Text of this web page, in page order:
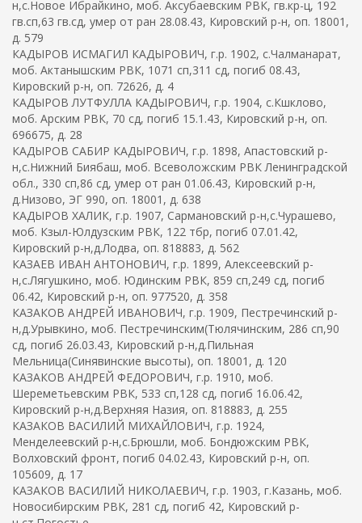
н,с.Новое Ибрайкино, моб. Аксубаевским РВК, гв.кр-ц, 192
гв.сп,63 гв.сд, умер от ран 28.08.43, Кировский р-н, оп. 18001,
д. 579
КАДЫРОВ ИСМАГИЛ КАДЫРОВИЧ, г.р. 1902, с.Чалманарат,
моб. Актанышским РВК, 1071 сп,311 сд, погиб 08.43,
Кировский р-н, оп. 72626, д. 4
КАДЫРОВ ЛУТФУЛЛА КАДЫРОВИЧ, г.р. 1904, с.Кшклово,
моб. Арским РВК, 70 сд, погиб 15.1.43, Кировский р-н, оп.
696675, д. 28
КАДЫРОВ САБИР КАДЫРОВИЧ, г.р. 1898, Апастовский р-
н,с.Нижний Биябаш, моб. Всеволожским РВК Ленинградской
обл., 330 сп,86 сд, умер от ран 01.06.43, Кировский р-н,
д.Низово, ЭГ 990, оп. 18001, д. 638
КАДЫРОВ ХАЛИК, г.р. 1907, Сармановский р-н,с.Чурашево,
моб. Кзыл-Юлдузским РВК, 122 тбр, погиб 07.01.42,
Кировский р-н,д.Лодва, оп. 818883, д. 562
КАЗАЕВ ИВАН АНТОНОВИЧ, г.р. 1899, Алексеевский р-
н,с.Лягушкино, моб. Юдинским РВК, 859 сп,249 сд, погиб
06.42, Кировский р-н, оп. 977520, д. 358
КАЗАКОВ АНДРЕЙ ИВАНОВИЧ, г.р. 1909, Пестречинский р-
н,д.Урывкино, моб. Пестречинским(Тюлячинским, 286 сп,90
сд, погиб 26.03.43, Кировский р-н,д.Пильная
Мельница(Синявинские высоты), оп. 18001, д. 120
КАЗАКОВ АНДРЕЙ ФЕДОРОВИЧ, г.р. 1910, моб.
Шереметьевским РВК, 533 сп,128 сд, погиб 16.06.42,
Кировский р-н,д.Верхняя Назия, оп. 818883, д. 255
КАЗАКОВ ВАСИЛИЙ МИХАЙЛОВИЧ, г.р. 1924,
Менделеевский р-н,с.Брюшли, моб. Бондюжским РВК,
Волховский фронт, погиб 04.02.43, Кировский р-н, оп.
105609, д. 17
КАЗАКОВ ВАСИЛИЙ НИКОЛАЕВИЧ, г.р. 1903, г.Казань, моб.
Новосибирским РВК, 281 сд, погиб 42, Кировский р-